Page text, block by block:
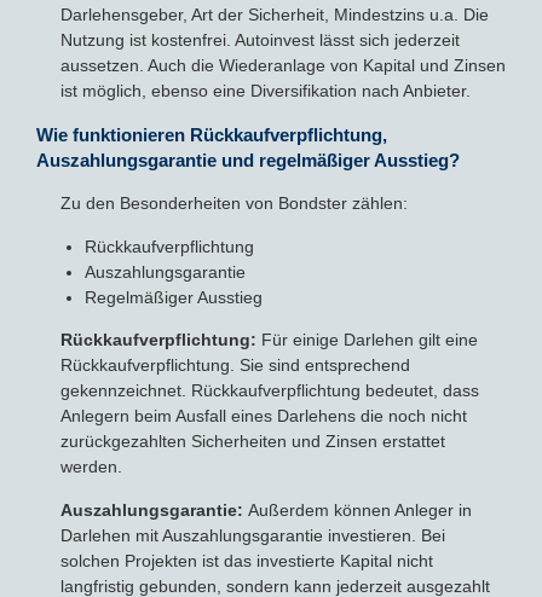
Darlehensgeber, Art der Sicherheit, Mindestzins u.a. Die
Nutzung ist kostenfrei. Autoinvest lässt sich jederzeit
aussetzen. Auch die Wiederanlage von Kapital und Zinsen
ist möglich, ebenso eine Diversifikation nach Anbieter.
Wie funktionieren Rückkaufverpflichtung,
Auszahlungsgarantie und regelmäßiger Ausstieg?
Zu den Besonderheiten von Bondster zählen:
Rückkaufverpflichtung
Auszahlungsgarantie
Regelmäßiger Ausstieg
Rückkaufverpflichtung: Für einige Darlehen gilt eine
Rückkaufverpflichtung. Sie sind entsprechend
gekennzeichnet. Rückkaufverpflichtung bedeutet, dass
Anlegern beim Ausfall eines Darlehens die noch nicht
zurückgezahlten Sicherheiten und Zinsen erstattet
werden.
Auszahlungsgarantie: Außerdem können Anleger in
Darlehen mit Auszahlungsgarantie investieren. Bei
solchen Projekten ist das investierte Kapital nicht
langfristig gebunden, sondern kann jederzeit ausgezahlt